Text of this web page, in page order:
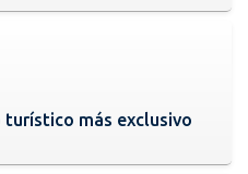
más exclusivo